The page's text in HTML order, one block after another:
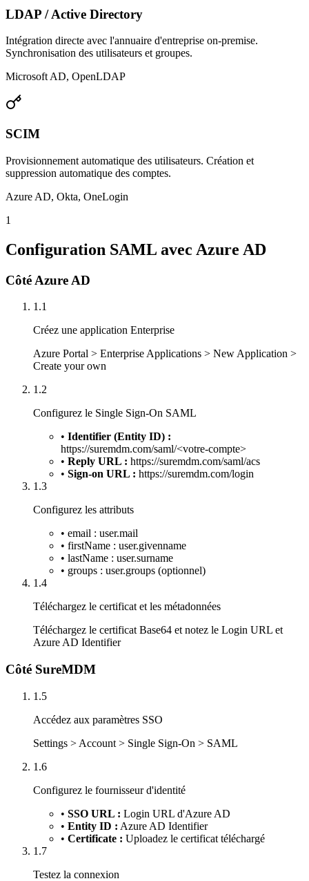
LDAP / Active Directory
Intégration directe avec l'annuaire d'entreprise on-premise.
Synchronisation des utilisateurs et groupes.
Microsoft AD, OpenLDAP
SCIM
Provisionnement automatique des utilisateurs. Création et
suppression automatique des comptes.
Azure AD, Okta, OneLogin
1
Configuration SAML avec Azure AD
Côté Azure AD
1.1
Créez une application Enterprise
Azure Portal > Enterprise Applications > New Application >
Create your own
1.2
Configurez le Single Sign-On SAML
• Identifier (Entity ID) :
https://suremdm.com/saml/<votre-compte>
• Reply URL : https://suremdm.com/saml/acs
• Sign-on URL : https://suremdm.com/login
1.3
Configurez les attributs
• email : user.mail
• firstName : user.givenname
• lastName : user.surname
• groups : user.groups (optionnel)
1.4
Téléchargez le certificat et les métadonnées
Téléchargez le certificat Base64 et notez le Login URL et
Azure AD Identifier
Côté SureMDM
1.5
Accédez aux paramètres SSO
Settings > Account > Single Sign-On > SAML
1.6
Configurez le fournisseur d'identité
• SSO URL : Login URL d'Azure AD
• Entity ID : Azure AD Identifier
• Certificate : Uploadez le certificat téléchargé
1.7
Testez la connexion